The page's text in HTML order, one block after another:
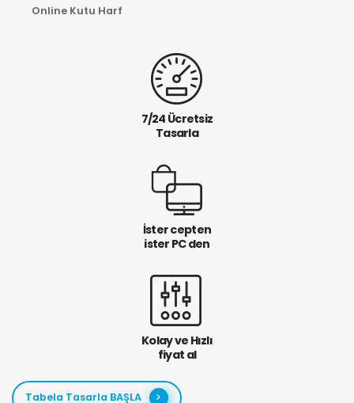
Online Kutu Harf
7/24 Ücretsiz
Tasarla
İster cepten
ister PC den
Kolay ve Hızlı
fiyat al
Tabela Tasarla BAŞLA